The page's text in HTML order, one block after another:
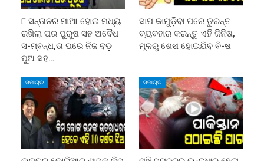
୮ ସନ୍ତାନର ମାଆ ହୋଇ ମଧ୍ୟ
ରଖିଲା ପର ପୁରୁଷ ସହ ଅବୈଧ
ସ-ମ୍ବନ୍ଧ,ତା ପରେ ନିଜ ବଡ଼
ପୁଅ ସହ…
ସାପ କାମୁଡ଼ିବା ପରେ ତୁରନ୍ତ
ବ୍ୟବହାର କରନ୍ତୁ ଏହି ଜିନିଷ,
ମୂଳରୁ ଶେଷ ହୋଇଯିବ ବି-ଷ
ସମାଚାର ସମାଚାର